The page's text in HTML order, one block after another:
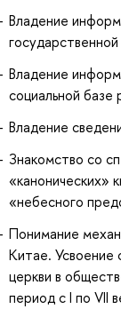
Владение
Владение
социальной базе
Владение
Знакомство со
«канонических»
«небесного
Понимание
Китае. Усвоение
церкви в
период с I по VII